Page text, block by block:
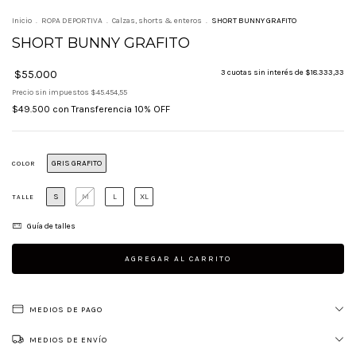
Inicio . ROPA DEPORTIVA . Calzas, shorts & enteros . SHORT BUNNY GRAFITO
SHORT BUNNY GRAFITO
$55.000 3 cuotas sin interés de $18.333,33
Precio sin impuestos $45.454,55
$49.500 con Transferencia 10% OFF
COLOR GRIS GRAFITO
TALLE S M L XL
Guía de talles
MEDIOS DE PAGO
MEDIOS DE ENVÍO